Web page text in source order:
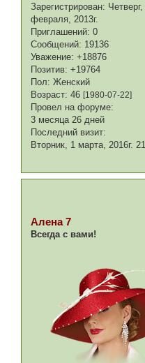
Зарегистрирован: Четверг,
февраля, 2013г.
Приглашений: 0
Сообщений: 19136
Уважение: +18876
Позитив: +19764
Пол: Женский
Возраст: 46[1980-07-22]
Провел на форуме:
3 месяца 26 дней
Последний визит:
Вторник, 1 марта, 2016г.
Алена 7
Всегда с вами!